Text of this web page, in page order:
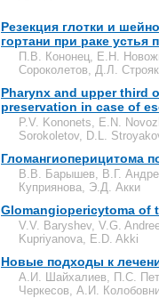
Резекция глотки и
гортани при раке устья
П.В. Кононец, Е.Н.
Сороколетов, Д.Л.
Pharynx and upper third
preservation in case of
P.V. Kononets, E.N.
Sorokoletov, D.L.
Гломангиоперицитома
В.В. Барышев, В.Г.
Куприянова, Э.Д. Акки
Glomangiopericytoma of
V.V. Baryshev, V.G.
Kupriyanova, E.D. Akki
Новые подходы к
А.И. Шайхалиев, П.С.
Черкесов, А.И.